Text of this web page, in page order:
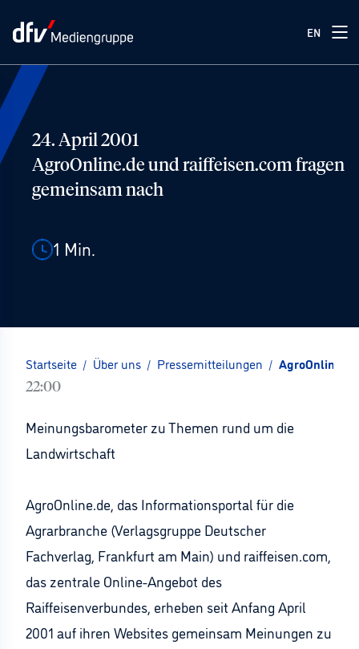
EN
24. April 2001
AgroOnline.de und raiffeisen.com fragen
gemeinsam nach
1 Min.
Startseite / Über uns / Pressemitteilungen /
22:00
Meinungsbarometer zu Themen rund um die
Landwirtschaft
AgroOnline.de, das Informationsportal für die
Agrarbranche (Verlagsgruppe Deutscher
Fachverlag, Frankfurt am Main) und raiffeisen.com,
das zentrale Online-Angebot des
Raiffeisenverbundes, erheben seit Anfang April
2001 auf ihren Websites gemeinsam Meinungen zu